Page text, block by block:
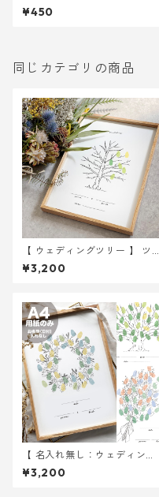
本 2Lサイズ紙
¥450
同じカテゴリの商品
【 ウェディングツリー 】 ツリ
ー A4サイズ 用紙のみ ｜ 結婚
式 ウェディング
¥3,200
【 名入れ無し：ウェディング
ツリー 】 A4サイズ 用紙のみ
｜ 結婚式 ウェディング
¥3,200